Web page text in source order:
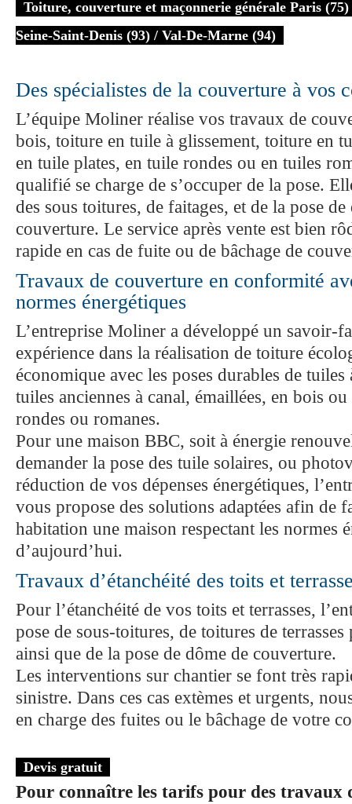
Toiture, couverture et maçonnerie générale Paris
Seine-Saint-Denis (93) / Val-De-Marne (94)
Des spécialistes de la couverture à vos
L’équipe Moliner réalise vos travaux de
bois, toiture en tuile à glissement, toiture en
en tuile plates, en tuile rondes ou en tuiles
qualifié se charge de s’occuper de la pose.
des sous toitures, de faitages, et de la pose de
couverture. Le service après vente est bien
rapide en cas de fuite ou de bâchage de
Travaux de couverture en conformité
normes énergétiques
L’entreprise Moliner a développé un savoir-
expérience dans la réalisation de toiture
économique avec les poses durables de tuiles
tuiles anciennes à canal, émaillées, en bois
rondes ou romanes.
Pour une maison BBC, soit à énergie
demander la pose des tuile solaires, ou
réduction de vos dépenses énergétiques,
vous propose des solutions adaptées afin de
habitation une maison respectant les normes
d’aujourd’hui.
Travaux d’étanchéité des toits et
Pour l’étanchéité de vos toits et terrasses,
pose de sous-toitures, de toitures de terrasses
ainsi que de la pose de dôme de couverture.
Les interventions sur chantier se font très
sinistre. Dans ces cas extèmes et urgents,
en charge des fuites ou le bâchage de votre
Devis gratuit
Pour connaître les tarifs pour des travaux